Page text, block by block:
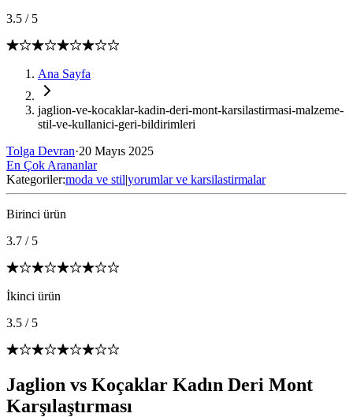
3.5 / 5
Ana Sayfa
jaglion-ve-kocaklar-kadin-deri-mont-karsilastirmasi-malzeme-
stil-ve-kullanici-geri-bildirimleri
Tolga Devran·20 Mayıs 2025
En Çok Arananlar
Kategoriler:moda ve stil|yorumlar ve karsilastirmalar
Birinci ürün
3.7 / 5
İkinci ürün
3.5 / 5
Jaglion vs Koçaklar Kadın Deri Mont
Karşılaştırması